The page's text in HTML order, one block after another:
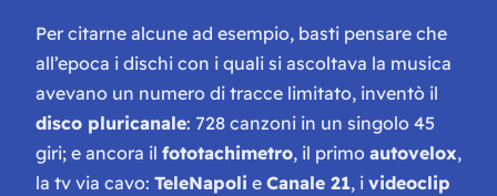
Per citarne alcune ad esempio, basti pensare che
all’epoca i dischi con i quali si ascoltava la musica
avevano un numero di tracce limitato, inventò il
disco pluricanale: 728 canzoni in un singolo 45
giri; e ancora il fototachimetro, il primo autovelox,
la tv via cavo: TeleNapoli e Canale 21, i videoclip